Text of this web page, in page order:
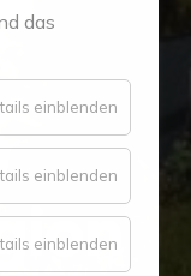
das
einblenden
Essenziell
einblenden
Komfort
einblenden
Statistik